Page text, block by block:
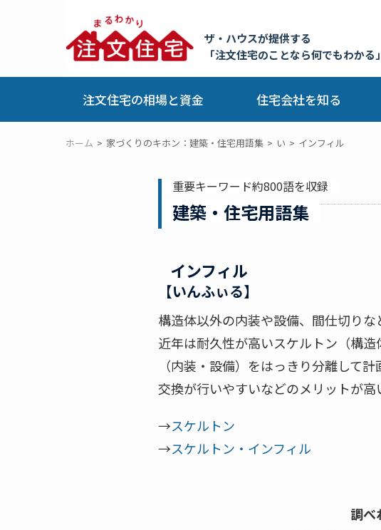
ザ・ハウスが提供する
「注文住宅のことなら何でもわかる
注文住宅の相場と資金 住宅会社を知る
ホーム 家づくりのキホン：建築・住宅用語集 い インフィル
重要キーワード約800語を収録
建築・住宅用語集
インフィル
【いんふぃる】
構造体以外の内装や設備、間仕切りな
近年は耐久性が高いスケルトン（構
（内装・設備）をはっきり分離して
交換が行いやすいなどのメリットが
→スケルトン
→スケルトン・インフィル
調べ